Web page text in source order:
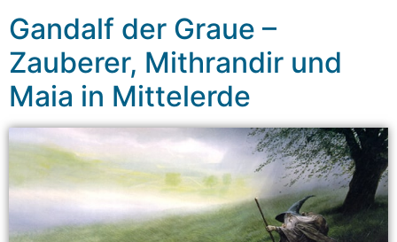
Gandalf der Graue –
Zauberer, Mithrandir und
Maia in Mittelerde